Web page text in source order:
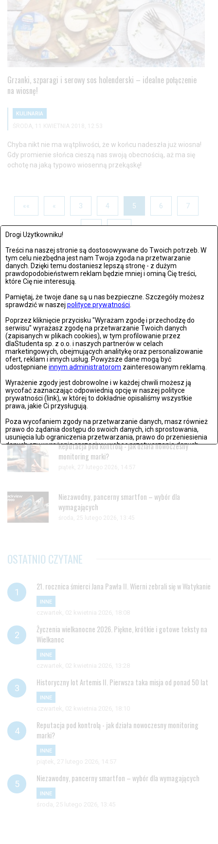
Drogi Użytkowniku!
Treści na naszej stronie są dostosowywane do Twoich potrzeb. W
tym celu niezbędna jest nam Twoja zgoda na przetwarzanie
danych. Dzięki temu dostaniesz lepszą stronę - z dużym
prawdopodobieństwem reklam będzie mniej i ominą Cię treści,
które Cię nie interesują.
Pamiętaj, że twoje dane są u nas bezpieczne. Szczegóły możesz
sprawdzić w naszej polityce prywatności
Poprzez kliknięcie przycisku "Wyrażam zgodę i przechodzę do
serwisu" wyrażasz zgodę na przetwarzanie Twoich danych
(zapisanych w plikach cookies), w tym profilowanie przez
dlaStudenta sp. z o.o. i naszych partnerów w celach
marketingowych, obejmujących analitykę oraz personalizowanie
ofert, reklam i innych usług. Powyższe dane mogą być
udostępniane innym administratorom zainteresowanym reklamą.
Wyrażenie zgody jest dobrowolne i w każdej chwili możesz ją
wycofać zaznaczając odpowiednią opcję w naszej polityce
prywatności (link), w której to dokładnie opisaliśmy wszystkie
prawa, jakie Ci przysługują.
Poza wycofaniem zgody na przetwarzanie danych, masz również
prawo do żądania dostępu do swoich danych, ich sprostowania,
usunięcia lub ograniczenia przetwarzania, prawo do przeniesienia
danych czy wyrażenia sprzeciwu wobec przetwarzania danych.
Jeżeli nie chcesz wyrazić zgody na przetwarzanie plików cookies,
przejdź doustawień zaawansowanych .
Grzanki, szparagi i serowy sos holenderski – idealne połączenie
na wiosnę!
KULINARIA
ŚRODA, 11 KWIETNIA 2018, 12:53
Chyba nikt nie ma wątpliwości, że w końcu nadeszła już wiosna!
Gdy promienie słońca cieszą nas swoją obecnością, aż ma się
ochotę na jaką typowo wiosenną przekąskę!
«« « 3 4 5 6 7
» »»
OSTATNIO DODANE
21. rocznica śmierci Jana Pawła II. Wierni zebrali się w
Watykanie
Życzenia wielkanocne 2026. Piękne, krótkie i gotowe
teksty na Wielkanoc
czwartek, 02 kwietnia 2026, 13:28
Historyczny lot Artemis II. Pierwsza taka misja od
ponad 50 lat
Reputacja pod kontrolą - jak działa nowoczesny
monitoring marki?
piątek, 27 lutego 2026, 14:57
Niezawodny, pancerny smartfon – wybór dla
wymagających
środa, 25 lutego 2026, 13:45
OSTATNIO CZYTANE
21. rocznica śmierci Jana Pawła II. Wierni zebrali się w Watykanie
INNE
czwartek, 02 kwietnia 2026, 18:08
Życzenia wielkanocne 2026. Piękne, krótkie i gotowe teksty na
Wielkanoc
INNE
czwartek, 02 kwietnia 2026, 13:28
Historyczny lot Artemis II. Pierwsza taka misja od ponad 50 lat
INNE
czwartek, 02 kwietnia 2026, 18:10
Reputacja pod kontrolą - jak działa nowoczesny monitoring
marki?
INNE
piątek, 27 lutego 2026, 14:57
Niezawodny, pancerny smartfon – wybór dla wymagających
INNE
środa, 25 lutego 2026, 13:45